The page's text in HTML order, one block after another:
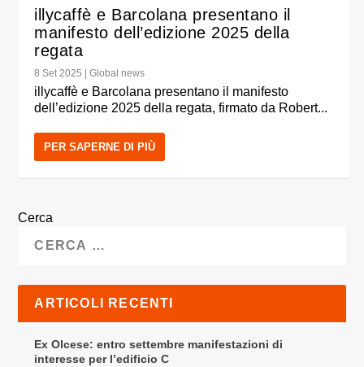
illycaffè e Barcolana presentano il
manifesto dell’edizione 2025 della
regata
8 Set 2025 |Global news
illycaffè e Barcolana presentano il manifesto
dell’edizione 2025 della regata, firmato da Robert...
PER SAPERNE DI PIÙ
Cerca
ARTICOLI RECENTI
Ex Olcese: entro settembre manifestazioni di
interesse per l’edificio C